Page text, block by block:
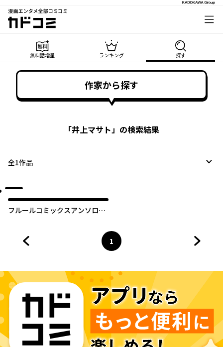
漫画エンタメ全部コミコミ
カドコミ
無料話増量 ランキング 探す
作家から探す
「井上マサト」の検索結果
全1作品
フルールコミックスアンソロジ
ページ
1
へ